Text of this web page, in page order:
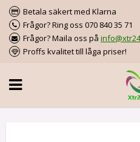
Betala säkert med Klarna
Frågor? Ring oss 070 840 35 71
Frågor? Maila oss på
Proffs kvalitet till låga priser!